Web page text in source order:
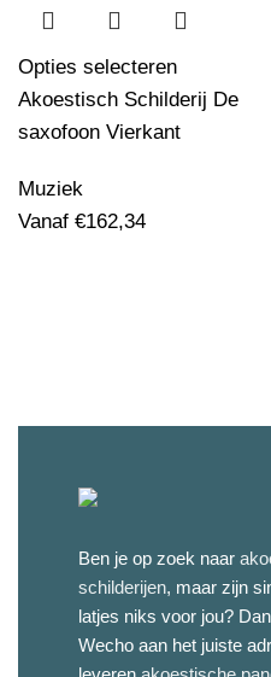
Opties selecteren
Akoestisch Schilderij De
saxofoon Vierkant
Muziek
Vanaf €162,34
Ben je op zoek naar
schilderijen, maar zijn
latjes niks voor jou?
Wecho aan het juiste